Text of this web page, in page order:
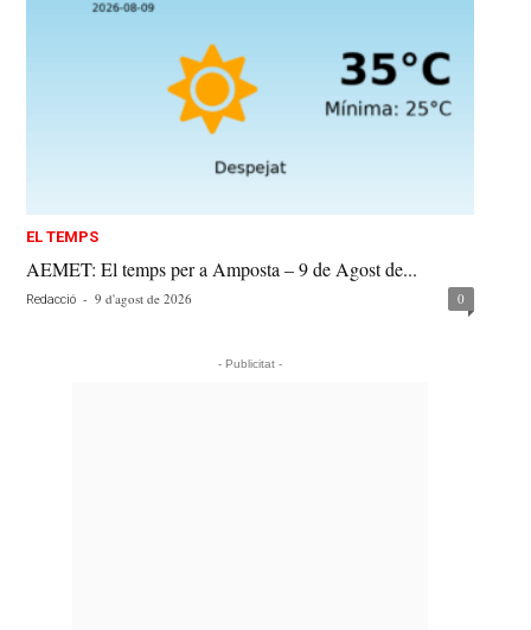
EL TEMPS
AEMET: El temps per a Amposta – 9 de Agost de...
Redacció - 9 d'agost de 2026 0
- Publicitat -